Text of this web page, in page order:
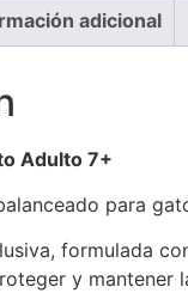
adicional
Adulto 7+
para
formulada
y